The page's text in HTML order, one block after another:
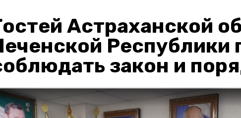
Астраханской
Республики
закон и